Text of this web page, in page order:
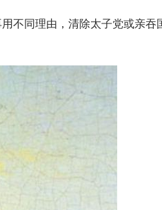
不同理由，清除太子党或亲吞